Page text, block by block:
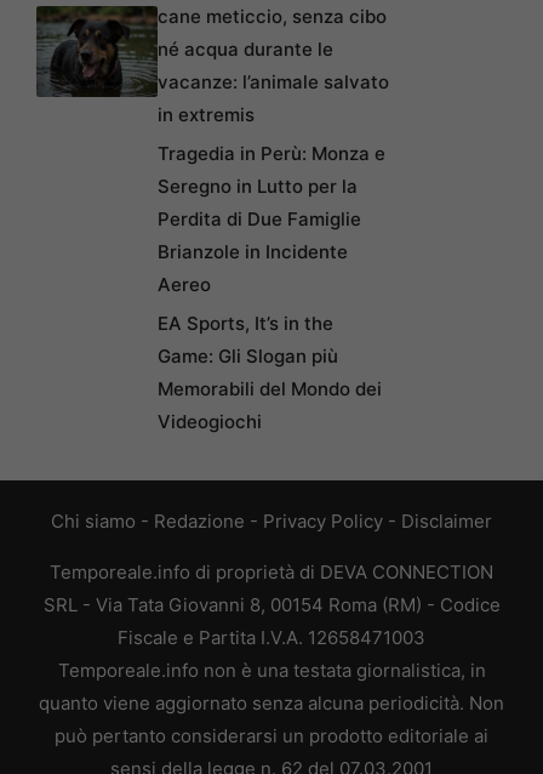
cane meticcio, senza cibo
né acqua durante le
vacanze: l’animale salvato
in extremis
Tragedia in Perù: Monza e
Seregno in Lutto per la
Perdita di Due Famiglie
Brianzole in Incidente
Aereo
EA Sports, It’s in the
Game: Gli Slogan più
Memorabili del Mondo dei
Videogiochi
Chi siamo - Redazione - Privacy Policy - Disclaimer
Temporeale.info di proprietà di DEVA CONNECTION
SRL - Via Tata Giovanni 8, 00154 Roma (RM) - Codice
Fiscale e Partita I.V.A. 12658471003
Temporeale.info non è una testata giornalistica, in
quanto viene aggiornato senza alcuna periodicità. Non
può pertanto considerarsi un prodotto editoriale ai
sensi della legge n. 62 del 07.03.2001